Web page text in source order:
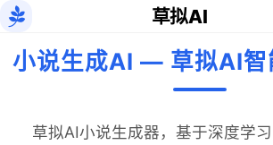
草拟AI
小说生成AI — 草拟AI智
草拟AI小说生成器，基于深度学